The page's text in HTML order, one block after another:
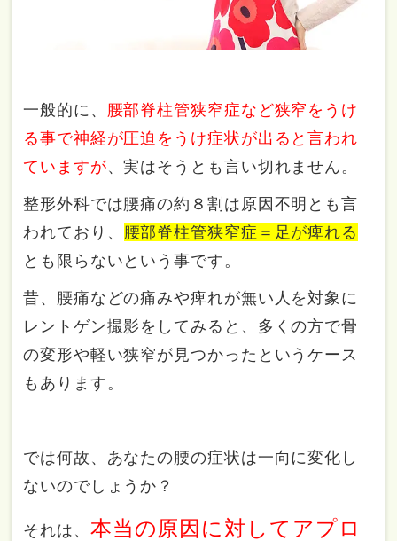
一般的に、 腰部脊柱管狭窄症など狭窄をうけ
る事で神経が圧迫をうけ症状が出ると言われ
ていますが、実はそうとも言い切れません。
整形外科では腰痛の約８割は原因不明とも言
われており、 腰部脊柱管狭窄症＝足が痺れる
とも限らないという事です。
昔、腰痛などの痛みや痺れが無い人を対象に
レントゲン撮影をしてみると、多くの方で骨
の変形や軽い狭窄が見つかったというケース
もあります。
では何故、あなたの腰の症状は一向に変化し
ないのでしょうか？
それは、 本当の原因に対してアプロ